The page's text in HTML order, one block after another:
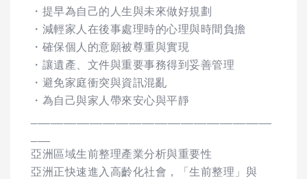
・提早為自己的人生與未來做好規劃
・減輕家人在後事處理時的心理與時間負擔
・確保個人的意願被尊重與實現
・讓遺產、文件與重要事務得到妥善管理
・避免家庭衝突與資訊混亂
・為自己與家人帶來安心與平靜
亞洲區域生前整理產業分析與重要性
亞洲正快速進入高齡化社會，「生前整理」與